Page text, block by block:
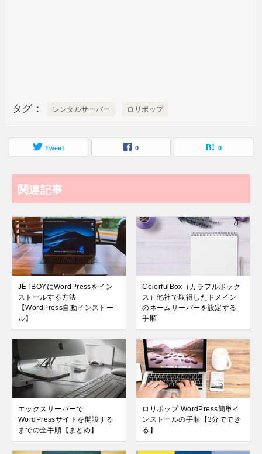
タグ レンタルサーバー ロリポップ
Tweet 0 0
関連記事
JETBOYにWordPressをイン
ストールする方法
【WordPress自動インストー
ル】
ColorfulBox（カラフルボック
ス）他社で取得したドメイン
のネームサーバーを設定する
手順
エックスサーバーで
WordPressサイトを開設する
までの全手順【まとめ】
ロリポップ WordPress簡単イ
ンストールの手順【3分ででき
る】